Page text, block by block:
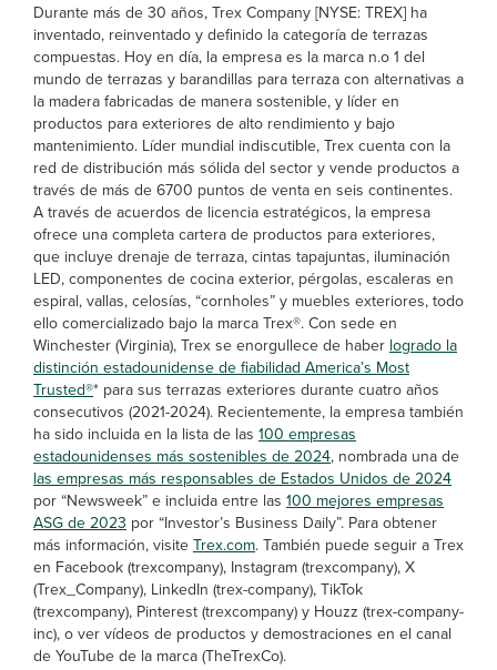
Durante más de 30 años, Trex Company [NYSE: TREX] ha
inventado, reinventado y definido la categoría de terrazas
compuestas. Hoy en día, la empresa es la marca n.o 1 del
mundo de terrazas y barandillas para terraza con alternativas a
la madera fabricadas de manera sostenible, y líder en
productos para exteriores de alto rendimiento y bajo
mantenimiento. Líder mundial indiscutible, Trex cuenta con la
red de distribución más sólida del sector y vende productos a
través de más de 6700 puntos de venta en seis continentes.
A través de acuerdos de licencia estratégicos, la empresa
ofrece una completa cartera de productos para exteriores,
que incluye drenaje de terraza, cintas tapajuntas, iluminación
LED, componentes de cocina exterior, pérgolas, escaleras en
espiral, vallas, celosías, “cornholes” y muebles exteriores, todo
ello comercializado bajo la marca Trex®. Con sede en
Winchester (Virginia), Trex se enorgullece de haberlogrado la
distinción estadounidense de fiabilidad America’s Most
Trusted®* para sus terrazas exteriores durante cuatro años
consecutivos (2021-2024). Recientemente, la empresa también
ha sido incluida en la lista de las 100 empresas
estadounidenses más sostenibles de 2024, nombrada una de
las empresas más responsables de Estados Unidos de 2024
por “Newsweek” e incluida entre las 100 mejores empresas
ASG de 2023 por “Investor’s Business Daily”. Para obtener
más información, visiteTrex.com. También puede seguir a Trex
en Facebook (trexcompany), Instagram (trexcompany), X
(Trex_Company), LinkedIn (trex-company), TikTok
(trexcompany), Pinterest (trexcompany) y Houzz (trex-company-
inc), o ver vídeos de productos y demostraciones en el canal
de YouTube de la marca (TheTrexCo).